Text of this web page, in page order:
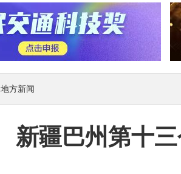
地方新闻
新疆巴州第十